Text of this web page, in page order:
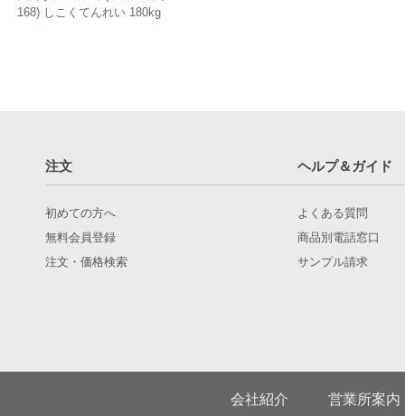
168) しこくてんれい 180kg
注文 ヘルプ＆ガイド
初めての方へ
無料会員登録
注文・価格検索
よくある質問
商品別電話窓口
サンプル請求
会社紹介 営業所案内